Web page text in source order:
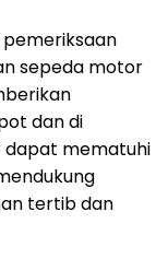
sepeda motor
dan di
dapat mematuhi
tertib dan